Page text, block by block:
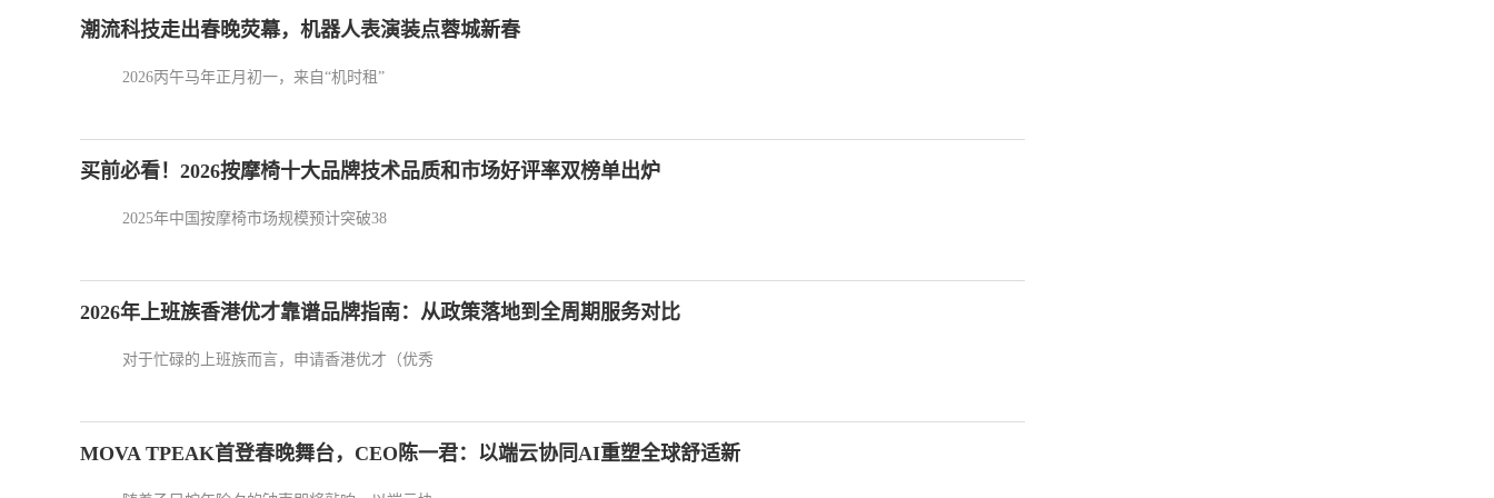
潮流科技走出春晚荧幕，机器人表演装点蓉城新春
2026丙午马年正月初一，来自“机时租”
买前必看！2026按摩椅十大品牌技术品质和市场好评率双榜单出炉
2025年中国按摩椅市场规模预计突破38
2026年上班族香港优才靠谱品牌指南：从政策落地到全周期服务对比
对于忙碌的上班族而言，申请香港优才（优秀
MOVA TPEAK首登春晚舞台，CEO陈一君：以端云协同AI重塑全球舒适新